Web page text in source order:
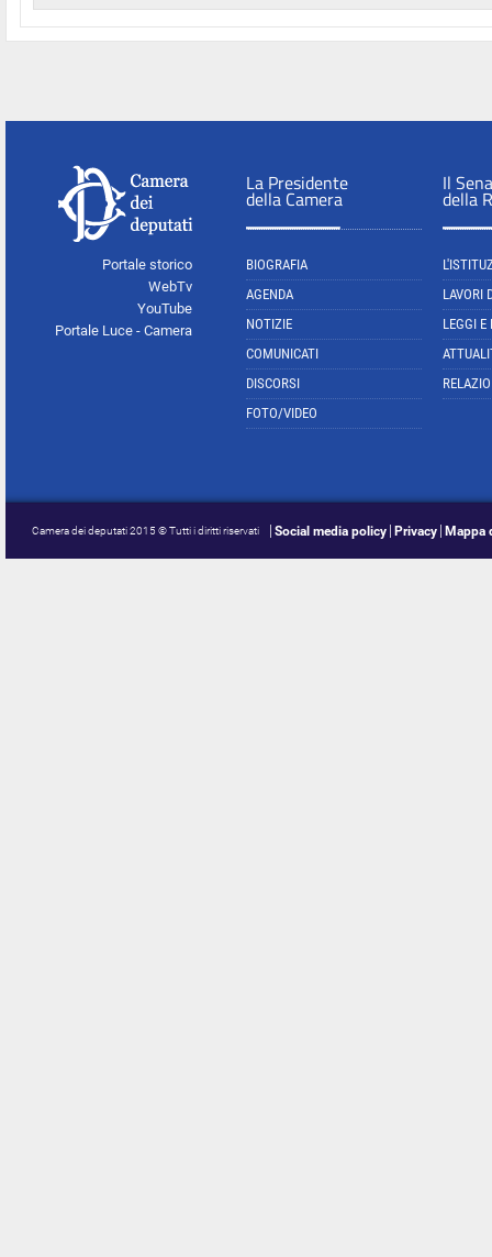
Portale storico
WebTv
YouTube
Portale Luce - Camera
La Presidente
della Camera
BIOGRAFIA
AGENDA
NOTIZIE
COMUNICATI
DISCORSI
FOTO/VIDEO
Il
della
LAVORI
LEGGI E
Camera dei deputati 2015 © Tutti i diritti riservati Social media policy Privacy Mappa